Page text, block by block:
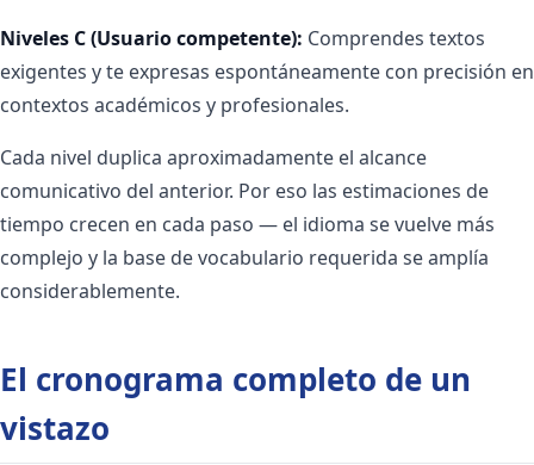
Niveles C (Usuario competente): Comprendes textos
exigentes y te expresas espontáneamente con precisión en
contextos académicos y profesionales.
Cada nivel duplica aproximadamente el alcance
comunicativo del anterior. Por eso las estimaciones de
tiempo crecen en cada paso — el idioma se vuelve más
complejo y la base de vocabulario requerida se amplía
considerablemente.
El cronograma completo de un
vistazo